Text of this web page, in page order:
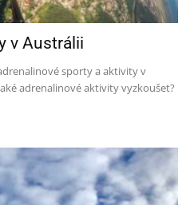
v Austrálii
sporty a aktivity v
adrenalinové aktivity vyzkoušet?